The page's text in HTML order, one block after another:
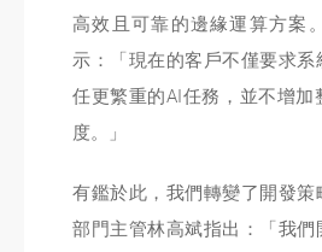
高效且可靠的邊緣運算方案
示：「現在的客戶不僅要求系
任更繁重的AI任務，並不增
度。」
有鑑於此，我們轉變了開發策
部門主管林高斌指出：「我